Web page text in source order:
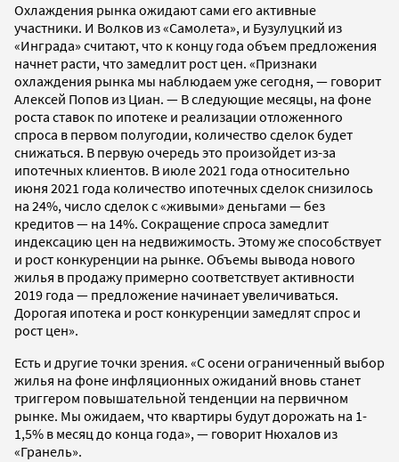
Охлаждения рынка ожидают сами его активные
участники. И Волков из «Самолета», и Бузулуцкий из
«Инграда» считают, что к концу года объем предложения
начнет расти, что замедлит рост цен. «Признаки
охлаждения рынка мы наблюдаем уже сегодня, — говорит
Алексей Попов из Циан. — В следующие месяцы, на фоне
роста ставок по ипотеке и реализации отложенного
спроса в первом полугодии, количество сделок будет
снижаться. В первую очередь это произойдет из-за
ипотечных клиентов. В июле 2021 года относительно
июня 2021 года количество ипотечных сделок снизилось
на 24%, число сделок с «живыми» деньгами — без
кредитов — на 14%. Сокращение спроса замедлит
индексацию цен на недвижимость. Этому же способствует
и рост конкуренции на рынке. Объемы вывода нового
жилья в продажу примерно соответствует активности
2019 года — предложение начинает увеличиваться.
Дорогая ипотека и рост конкуренции замедлят спрос и
рост цен».
Есть и другие точки зрения. «С осени ограниченный выбор
жилья на фоне инфляционных ожиданий вновь станет
триггером повышательной тенденции на первичном
рынке. Мы ожидаем, что квартиры будут дорожать на 1-
1,5% в месяц до конца года», — говорит Нюхалов из
«Гранель».